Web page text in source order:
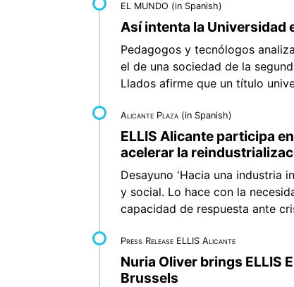
EL MUNDO (in Spanish)
Así intenta la Universidad
Pedagogos y tecnólogos
el de una sociedad de la
Llados afirme que un título
Alicante Plaza (in Spanish)
ELLIS Alicante participa
acelerar la
Desayuno 'Hacia una industria
y social. Lo hace con la
capacidad de respuesta ante
Press Release ELLIS Alicante
Nuria Oliver brings ELLIS
Brussels